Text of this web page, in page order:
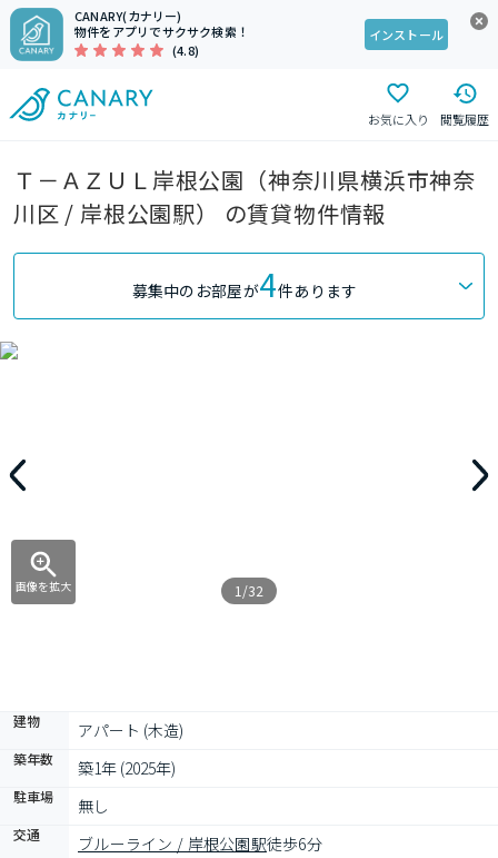
CANARY(カナリー)
物件をアプリでサクサク検索！
(4.8)
インストール
お気に入り 閲覧履歴
Ｔ－ＡＺＵＬ岸根公園（神奈川県横浜市神奈
川区 / 岸根公園駅） の賃貸物件情報
募集中のお部屋が4件あります
画像を拡大 1/32
建物 アパート (木造)
築年数 築1年 (2025年)
駐車場 無し
交通 ブルーライン / 岸根公園駅徒歩6分